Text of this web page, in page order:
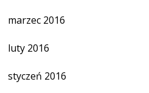
marzec 2016
luty 2016
styczeń 2016